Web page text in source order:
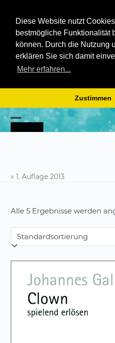
Diese Website nutzt
bestmögliche Funktionalität
können. Durch die Nutzung
erklären Sie sich damit
Mehr erfahren...
Zustimmen
Skip
to
content
Open
Close
»1. Auflage 2013
Alle 5 Ergebnisse werden